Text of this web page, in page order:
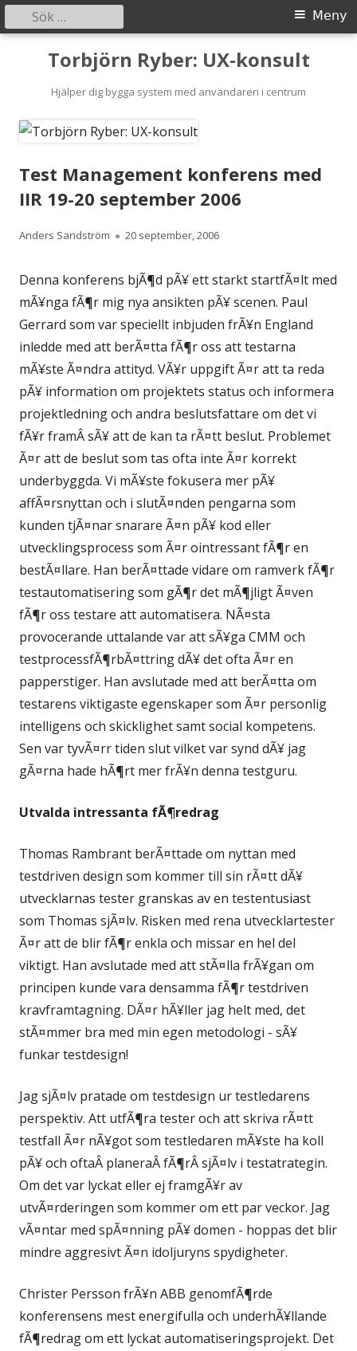
Torbjörn Ryber: UX-konsult
Hjälper dig bygga system med användaren i centrum
Primär
meny
Meny
Sök
efter:
Test Management konferens med
IIR 19-20 september 2006
Författare
Anders Sandström
Publicerat
20 september, 2006
Denna konferens bjÃ¶d pÃ¥ ett starkt startfÃ¤lt med
mÃ¥nga fÃ¶r mig nya ansikten pÃ¥ scenen. Paul
Gerrard som var speciellt inbjuden frÃ¥n England
inledde med att berÃ¤tta fÃ¶r oss att testarna
mÃ¥ste Ã¤ndra attityd. VÃ¥r uppgift Ã¤r att ta reda
pÃ¥ information om projektets status och informera
projektledning och andra beslutsfattare om det vi
fÃ¥r framÂ sÃ¥ att de kan ta rÃ¤tt beslut. Problemet
Ã¤r att de beslut som tas ofta inte Ã¤r korrekt
underbyggda. Vi mÃ¥ste fokusera mer pÃ¥
affÃ¤rsnyttan och i slutÃ¤nden pengarna som
kunden tjÃ¤nar snarare Ã¤n pÃ¥ kod eller
utvecklingsprocess som Ã¤r ointressant fÃ¶r en
bestÃ¤llare. Han berÃ¤ttade vidare om ramverk fÃ¶r
testautomatisering som gÃ¶r det mÃ¶jligt Ã¤ven
fÃ¶r oss testare att automatisera. NÃ¤sta
provocerande uttalande var att sÃ¥ga CMM och
testprocessfÃ¶rbÃ¤ttring dÃ¥ det ofta Ã¤r en
papperstiger. Han avslutade med att berÃ¤tta om
testarens viktigaste egenskaper som Ã¤r personlig
intelligens och skicklighet samt social kompetens.
Sen var tyvÃ¤rr tiden slut vilket var synd dÃ¥ jag
gÃ¤rna hade hÃ¶rt mer frÃ¥n denna testguru.
Utvalda intressanta fÃ¶redrag
Thomas Rambrant berÃ¤ttade om nyttan med
testdriven design som kommer till sin rÃ¤tt dÃ¥
utvecklarnas tester granskas av en testentusiast
som Thomas sjÃ¤lv. Risken med rena utvecklartester
Ã¤r att de blir fÃ¶r enkla och missar en hel del
viktigt. Han avslutade med att stÃ¤lla frÃ¥gan om
principen kunde vara densamma fÃ¶r testdriven
kravframtagning. DÃ¤r hÃ¥ller jag helt med, det
stÃ¤mmer bra med min egen metodologi - sÃ¥
funkar testdesign!
Jag sjÃ¤lv pratade om testdesign ur testledarens
perspektiv. Att utfÃ¶ra tester och att skriva rÃ¤tt
testfall Ã¤r nÃ¥got som testledaren mÃ¥ste ha koll
pÃ¥ och oftaÂ planeraÂ fÃ¶rÂ sjÃ¤lv i testatrategin.
Om det var lyckat eller ej framgÃ¥r av
utvÃ¤rderingen som kommer om ett par veckor. Jag
vÃ¤ntar med spÃ¤nning pÃ¥ domen - hoppas det blir
mindre aggresivt Ã¤n idoljuryns spydigheter.
Christer Persson frÃ¥n ABB genomfÃ¶rde
konferensens mest energifulla och underhÃ¥llande
fÃ¶redrag om ett lyckat automatiseringsprojekt. Det